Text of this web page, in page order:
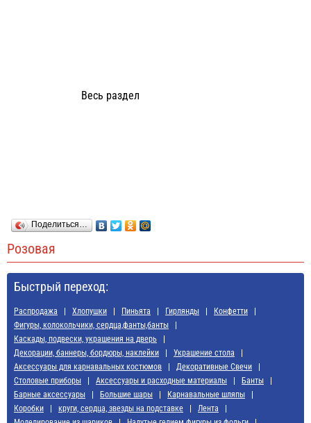
Весь раздел
Поделиться…
Розовая
Быстрый переход:
Распродажа Хлопушки Пиньята Гирлянды
Конфетти
Фигуры, колокольчики, сердца,фанты,банты
Каскады, подвески, украшения на дверь
Декорации, баннеры, бордюры, наклейки
Украшение стола
Аксессуары для карнавальных костюмов
Декоративные Свечи
Cтоловые приборы
Аксессуары и расходные материалы
Банты
Барные аксессуары
Большие шары
Карнавальные шляпы
Коробки
круги, сердца, звезды на подставке
Лента